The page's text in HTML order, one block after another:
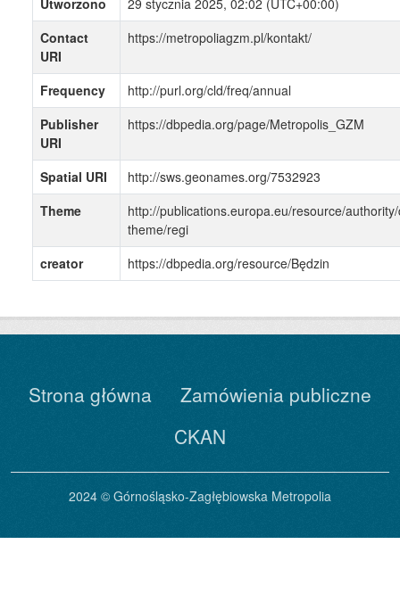
Utworzono
29 stycznia 2025, 02:02 (UTC+00:00)
Contact
URI
https://metropoliagzm.pl/kontakt/
Frequency
http://purl.org/cld/freq/annual
Publisher
URI
https://dbpedia.org/page/Metropolis_GZM
Spatial URI
http://sws.geonames.org/7532923
Theme
http://publications.europa.eu/resource/
theme/regi
creator
https://dbpedia.org/resource/Będzin
Strona główna
Zamówienia publiczne
CKAN
2024 © Górnośląsko-Zagłębiowska Metropolia